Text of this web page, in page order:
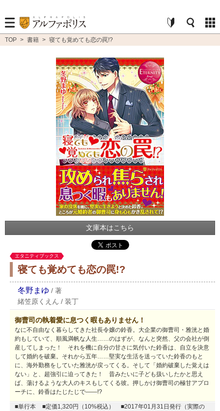
TOP > 書籍 > 寝ても覚めても恋の罠!?
文庫本はこちら
エタニティブックス
寝ても覚めても恋の罠!?
冬野まゆ / 著
緒笠原くえん / 装丁
御曹司の執着愛に息つく暇もありません！
なに不自由なく暮らしてきた社長令嬢の鈴香。大企業の御曹司・雅洸と婚
約もしていて、順風満帆な人生……のはずが、なんと突然、父の会社が倒
産してしまった！ それを機に自分の甘さに気付いた鈴香は、自立を決意
して婚約を破棄。それから五年……堅実な生活を送っていた鈴香のもと
に、海外勤務をしていた雅洸が戻ってくる。そして「婚約破棄した覚えは
ない」と、超強引に迫ってきた！ 昔みたいに子ども扱いしたかと思え
ば、蕩けるような大人のキスもしてくる彼。押しかけ御曹司の極甘アプロ
ーチに、鈴香はたじたじで――!?
■単行本 ■定価1,320円（10%税込）
■2017年01月31日発行（実際の